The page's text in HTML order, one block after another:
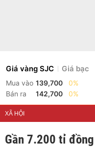
Giá vàng SJC Giá bạc
Mua vào 139,700
0%
Bán ra
142,700 0%
XÃ HỘI
Gần 7.200 tỉ